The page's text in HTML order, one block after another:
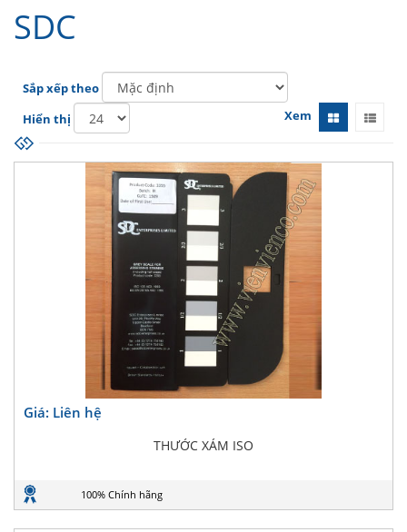
SDC
Sắp xếp theo
Hiển thị
Xem
Giá: Liên hệ
THƯỚC XÁM ISO
100% Chính hãng